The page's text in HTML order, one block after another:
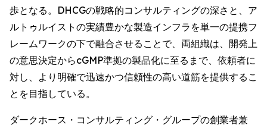
歩となる。DHCGの戦略的コンサルティングの深さと、ア
ルトゥルイストの実績豊かな製造インフラを単一の提携フ
レームワークの下で融合させることで、両組織は、開発上
の意思決定からcGMP準拠の製品化に至るまで、依頼者に
対し、より明確で迅速かつ信頼性の高い道筋を提供するこ
とを目指している。
ダークホース・コンサルティング・グループの創業者兼